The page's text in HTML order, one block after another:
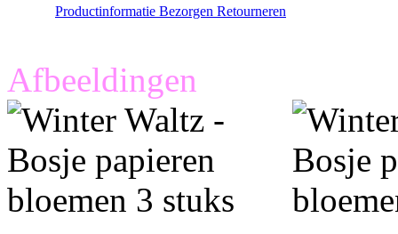
Productinformatie Bezorgen Retourneren
Afbeeldingen